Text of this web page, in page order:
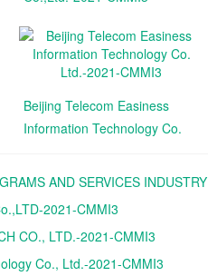
Beijing Telecom Easiness
Information Technology Co.
AND SERVICES INDUSTRY
2021-CMMI3
CO., LTD.-2021-CMMI3
Co., Ltd.-2021-CMMI3